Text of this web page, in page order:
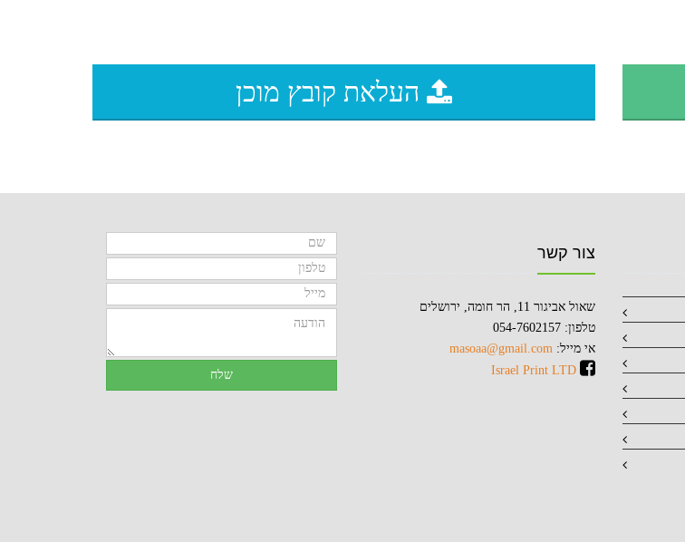
העלאת קובץ מוכן
צור קשר
שאול אביגור 11, הר חומה, ירושלים
טלפון: 054-7602157
אי מייל: masoaa@gmail.com
Israel Print LTD